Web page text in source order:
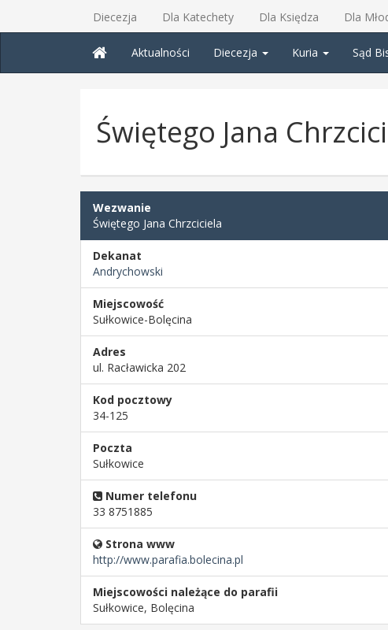
Diecezja Dla Katechety Dla Księdza Dla
Aktualności Diecezja Kuria Sąd
Świętego Jana
Wezwanie
Świętego Jana Chrzciciela
Dekanat
Andrychowski
Miejscowość
Sułkowice-Bolęcina
Adres
ul. Racławicka 202
Kod pocztowy
34-125
Poczta
Sułkowice
Numer telefonu
33 8751885
Strona www
http://www.parafia.bolecina.pl
Miejscowości należące do parafii
Sułkowice, Bolęcina